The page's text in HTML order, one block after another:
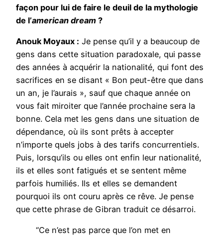
façon pour lui de faire le deuil de la mythologie
de l’american dream ?
Anouk Moyaux : Je pense qu’il y a beaucoup de
gens dans cette situation paradoxale, qui passe
des années à acquérir la nationalité, qui font des
sacrifices en se disant « Bon peut-être que dans
un an, je l’aurais », sauf que chaque année on
vous fait miroiter que l’année prochaine sera la
bonne. Cela met les gens dans une situation de
dépendance, où ils sont prêts à accepter
n’importe quels jobs à des tarifs concurrentiels.
Puis, lorsqu’ils ou elles ont enfin leur nationalité,
ils et elles sont fatigués et se sentent même
parfois humiliés. Ils et elles se demandent
pourquoi ils ont couru après ce rêve. Je pense
que cette phrase de Gibran traduit ce désarroi.
“Ce n’est pas parce que l’on met en